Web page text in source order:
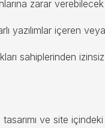
zarar
yazılımlar içeren
sahiplerinden
ve site